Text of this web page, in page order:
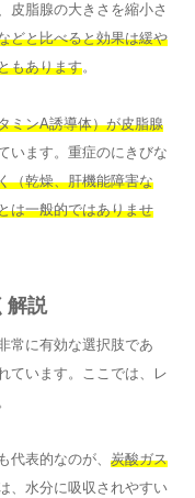
皮脂腺の大きさを縮小さ
どと比べると効果は緩や
もあります。
ミンA誘導体）が皮脂腺
います。重症のにきびな
（乾燥、肝機能障害な
は一般的ではありませ
解説
常に有効な選択肢であ
ています。ここでは、レ
代表的なのが、 炭酸ガス
、水分に吸収されやすい